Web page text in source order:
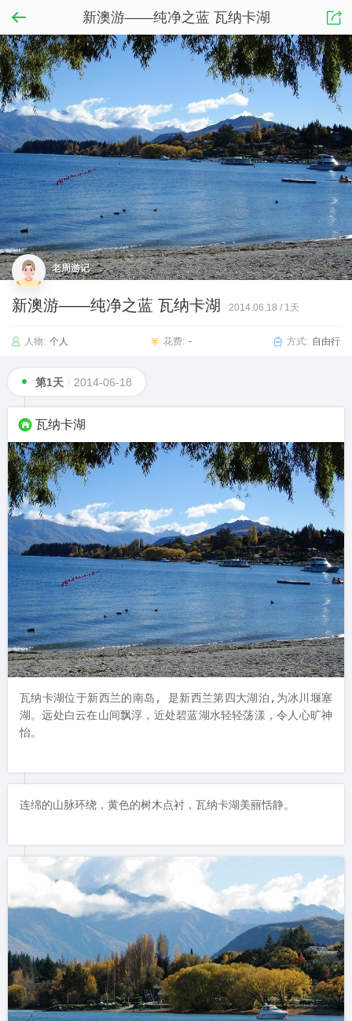
新澳游——纯净之蓝 瓦纳卡湖
老周游记
新澳游——纯净之蓝 瓦纳卡湖 2014.06.18 / 1天
人物: 个人 花费: - 方式: 自由行
第1天 2014-06-18
瓦纳卡湖
瓦纳卡湖位于新西兰的南岛, 是新西兰第四大湖泊,为冰川堰塞
湖。远处白云在山间飘浮，近处碧蓝湖水轻轻荡漾，令人心旷神
怡。